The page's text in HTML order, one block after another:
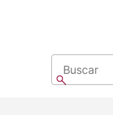
Buscar
Buscar